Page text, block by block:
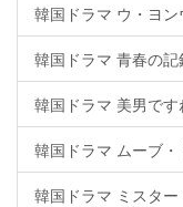
韓国ドラマ ウ・ヨ
韓国ドラマ 青春の記
韓国ドラマ 美男です
韓国ドラマ ムーブ
韓国ドラマ ミスタ